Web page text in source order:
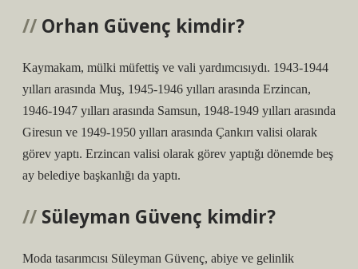
Orhan Güvenç kimdir?
Kaymakam, mülki müfettiş ve vali yardımcısıydı. 1943-1944
yılları arasında Muş, 1945-1946 yılları arasında Erzincan,
1946-1947 yılları arasında Samsun, 1948-1949 yılları arasında
Giresun ve 1949-1950 yılları arasında Çankırı valisi olarak
görev yaptı. Erzincan valisi olarak görev yaptığı dönemde beş
ay belediye başkanlığı da yaptı.
Süleyman Güvenç kimdir?
Moda tasarımcısı Süleyman Güvenç, abiye ve gelinlik